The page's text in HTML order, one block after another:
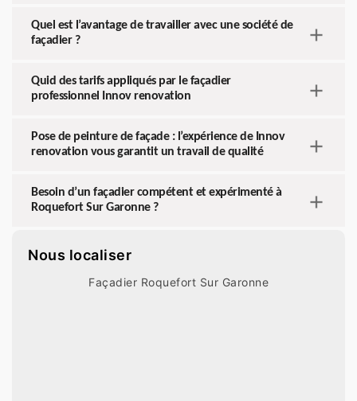
Quel est l’avantage de travailler avec une société de
façadier ?
Quid des tarifs appliqués par le façadier
professionnel Innov renovation
Pose de peinture de façade : l’expérience de Innov
renovation vous garantit un travail de qualité
Besoin d’un façadier compétent et expérimenté à
Roquefort Sur Garonne ?
Nous localiser
Façadier Roquefort Sur Garonne